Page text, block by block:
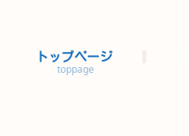
トップページ
toppage